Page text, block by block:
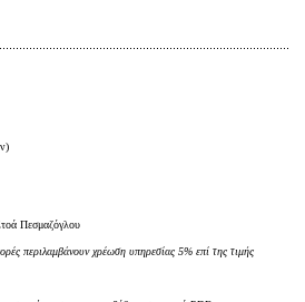
Πεσμαζόγλου
περιλαμβάνουν χρέωση υπηρεσίας 5% επί της τιμής